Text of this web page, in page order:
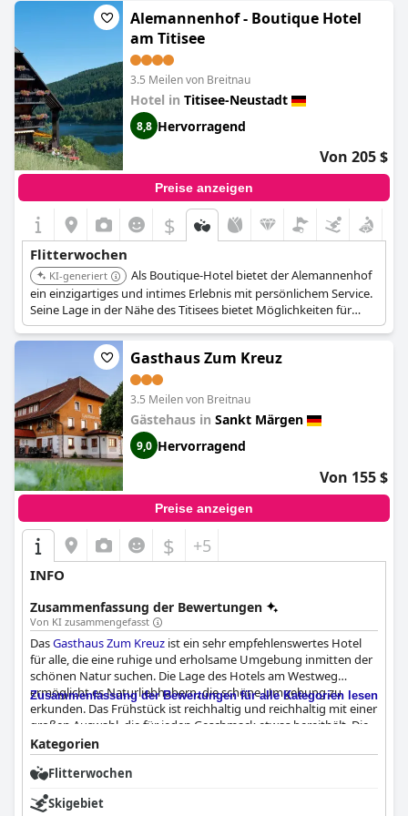
kleinere Beschwerden gab, waren die Gäste insgesamt sehr
zufrieden mit der Sauberkeit und Modernität dieses Hotels.
Alemannenhof - Boutique Hotel
am Titisee
3.5 Meilen von Breitnau
Hotel in Titisee-Neustadt
8,8 Hervorragend
Von 205 $
Preise anzeigen
$
Flitterwochen
KI-generiert
Als Boutique-Hotel bietet der Alemannenhof
ein einzigartiges und intimes Erlebnis mit persönlichem Service.
Seine Lage in der Nähe des Titisees bietet Möglichkeiten für
romantische Spaziergänge und Wasseraktivitäten.
Gasthaus Zum Kreuz
3.5 Meilen von Breitnau
Gästehaus in Sankt Märgen
9,0 Hervorragend
Von 155 $
Preise anzeigen
$ +5
INFO
Zusammenfassung der Bewertungen
Von KI zusammengefasst
DasGasthaus Zum Kreuz ist ein sehr empfehlenswertes Hotel
für alle, die eine ruhige und erholsame Umgebung inmitten der
schönen Natur suchen. Die Lage des Hotels am Westweg
ermöglicht es Naturliebhabern, die schöne Umgebung zu
erkunden. Das Frühstück ist reichhaltig und reichhaltig mit einer
großen Auswahl, die für jeden Geschmack etwas bereithält. Die
Gerichte des Restaurants sind hervorragend, die Zubereitung ist
tadellos und die Geschmacksrichtungen sind einfach köstlich.
Die Zimmer sind geräumig, sauber und gemütlich mit
modernen Annehmlichkeiten und Möbeln. Das Hotel ist extrem
sauber und gepflegt und das Personal ist super höflich und
Zusammenfassung der Bewertungen für alle Kategorien lesen
Kategorien
Flitterwochen
Skigebiet